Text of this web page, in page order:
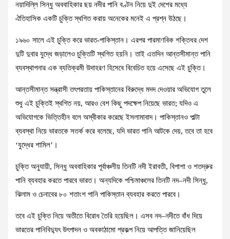
নয়াদিল্লি সিন্ধু অববাহিকার ছয় নদীর পানি বণ্টন নিয়ে দুই দেশের মধ্যে
ঐতিহাসিক একটি চুক্তি স্থগিত করায় অনেকের মনেই এ প্রশ্ন উঠছে।
১৯৬০ সালে এই চুক্তি করে ভারত-পাকিস্তান। এরপর পারমাণবিক শক্তিধর দেশ
দুটি দুবার যুদ্ধে জড়ালেও চুক্তিটি স্থগিত হয়নি। তাই এতদিন আন্তসীমান্ত পানি
ব্যবস্থাপনার এক ব্যতিক্রমী উদাহরণ হিসেবে বিবেচিত হয়ে এসেছে এই চুক্তি।
আন্তসীমান্ত সন্ত্রাসী তৎপরতায় পাকিস্তানের বিরুদ্ধে মদদ দেওয়ার অভিযোগ তুলে
শুধু এই চুক্তিই স্থগিত নয়, আরও বেশ কিছু পদক্ষেপ নিয়েছে ভারত; যদিও এ
অভিযোগকে ভিত্তিহীন বলে অস্বীকার করেছে ইসলামাবাদ। পাকিস্তানও পাল্টা
ব্যবস্থা নিয়ে ভারতকে সতর্ক করে বলেছে, যদি ভারত পানি আটকে দেয়, তবে তা হবে
‘যুদ্ধের শামিল’।
চুক্তি অনুযায়ী, সিন্ধু অববাহিকার পূর্বাঞ্চলীয় তিনটি নদী ইরাবতী, বিপাশা ও শতদ্রুর
পানি ব্যবহার করতে পারবে ভারত। অন্যদিকে পশ্চিমাঞ্চলের তিনটি নদ–নদী সিন্ধু,
ঝিলাম ও চেনাবের ৮০ শতাংশ পানি পাকিস্তান ব্যবহার করতে পারবে।
তবে এই চুক্তি নিয়ে অতীতে বিরোধ তৈরি হয়েছিল। এসব নদ–নদীতে বাঁধ দিয়ে
ভারতের পানিবিদ্যুৎ উৎপাদন ও অবকাঠামো প্রকল্প নিয়ে আপত্তি জানিয়েছিল